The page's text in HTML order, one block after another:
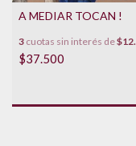
A MEDIAR TOCAN !
3 cuotas sin interés de
$37.500